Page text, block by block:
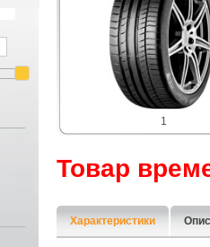
1
Товар
Характеристики